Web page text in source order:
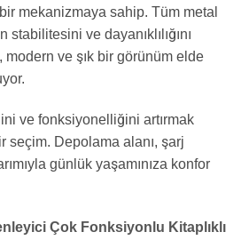
mekanizmaya sahip. Tüm metal
stabilitesini ve dayanıklılığını
modern ve şık bir görünüm elde
ve fonksiyonelliğini artırmak
seçim. Depolama alanı, şarj
günlük yaşamınıza konfor
Çok Fonksiyonlu Kitaplıklı